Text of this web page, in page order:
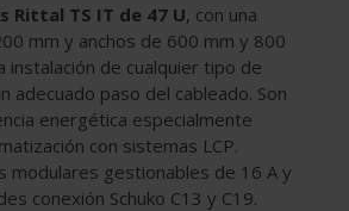
Rittal TS IT de 47 U, con una
mm y anchos de 600 mm y 800
instalación de cualquier tipo de
adecuado paso del cableado. Son
energética especialmente
con sistemas LCP.
modulares gestionables de 16 A y
conexión Schuko C13 y C19.